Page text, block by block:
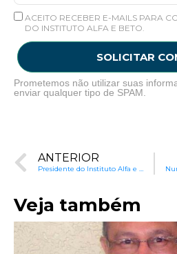
ACEITO RECEBER E-MAILS PARA
DO INSTITUTO ALFA E BETO.
SOLICITAR
Prometemos não utilizar suas
enviar qualquer tipo de SPAM.
ANTERIOR
Veja também